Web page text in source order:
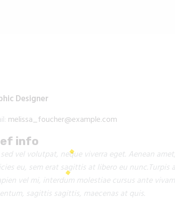
Designer
melissa_foucher@example.com
info
vel volutpat, neque viverra eget. Aenean
eu, sem erat sagittis at libero eu nunc.Turpis
vel mi, interdum molestiae cursus ante
sagittis sagittis, maecenas at quis.